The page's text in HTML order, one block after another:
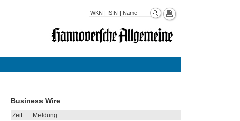
Business Wire
Zeit
Meldung